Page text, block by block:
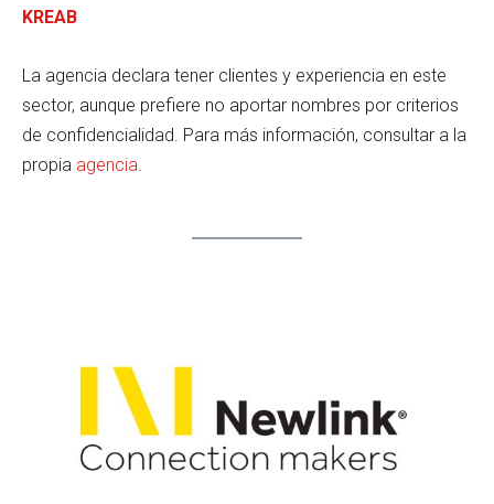
KREAB
La agencia declara tener clientes y experiencia en este
sector, aunque prefiere no aportar nombres por criterios
de confidencialidad. Para más información, consultar a la
propia agencia